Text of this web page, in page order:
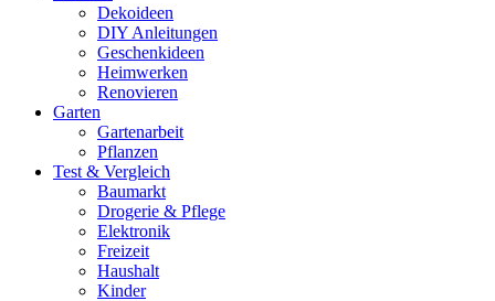
Dekoideen
DIY Anleitungen
Geschenkideen
Heimwerken
Renovieren
Garten
Gartenarbeit
Pflanzen
Test & Vergleich
Baumarkt
Drogerie & Pflege
Elektronik
Freizeit
Haushalt
Kinder